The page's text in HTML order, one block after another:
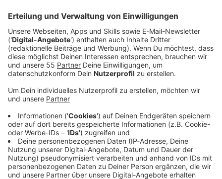
Die neue NS-Dokumentationsstelle im Kreis Viersen
startet ihre erste große Sammelaktion. Seit dem
dazu auf, auf Dachböden und in Kellern nach
soll dabei helfen, die Geschichte der Region während
des Zweiten Weltkriegs und der Nachkriegszeit zu
dokumentieren.
Anzeige